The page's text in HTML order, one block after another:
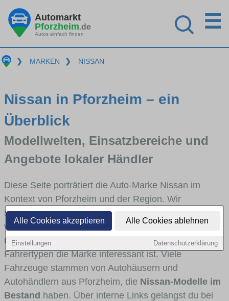
Alle Cookies akzeptieren Alle Cookies ablehnen
Einstellungen Datenschutzerklärung
Automarkt
Pforzheim.de
Autos einfach finden
☰
❯ MARKEN ❯ NISSAN
Nissan in Pforzheim – ein
Überblick
Modellwelten, Einsatzbereiche und
Angebote lokaler Händler
Diese Seite porträtiert die Auto-Marke Nissan im
Kontext von Pforzheim und der Region. Wir
skizzieren, in welchen Fahrzeugklassen Nissan stark
vertreten ist, welche Modellreihen häufig im Stadt-
und Umlandverkehr zu sehen sind und für welche
Fahrertypen die Marke interessant ist. Viele
Fahrzeuge stammen von Autohäusern und
Autohändlern aus Pforzheim, die Nissan-Modelle im
Bestand haben. Über interne Links gelangst du bei